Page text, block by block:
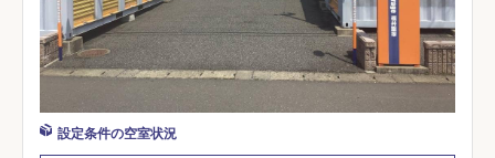
設定条件の空室状況